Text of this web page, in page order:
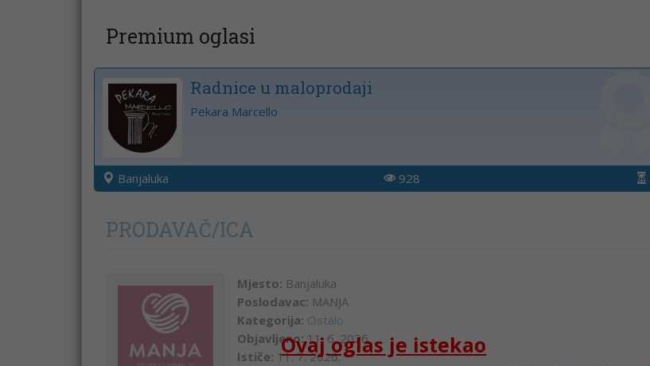
Premium oglasi
Radnice u maloprodaji
Pekara Marcello
Banjaluka 928
Ovaj oglas je istekao
PRODAVAČ/ICA
Mjesto: Banjaluka
Poslodavac: MANJA
Kategorija: Ostalo
Objavljeno:11. 6. 2026.
Ističe: 11. 7. 2026.